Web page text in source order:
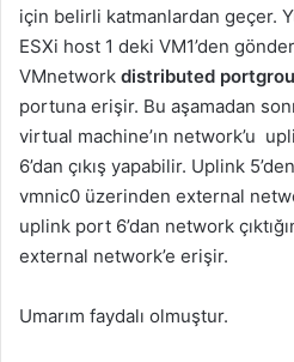
için belirli katmanlardan geçer.
ESXi host 1 deki VM1’den
VMnetwork distributed
portuna erişir. Bu aşamadan
virtual machine’ın network’u
6’dan çıkış yapabilir. Uplink
vmnic0 üzerinden external
uplink port 6’dan network
external network’e erişir.
Umarım faydalı olmuştur.